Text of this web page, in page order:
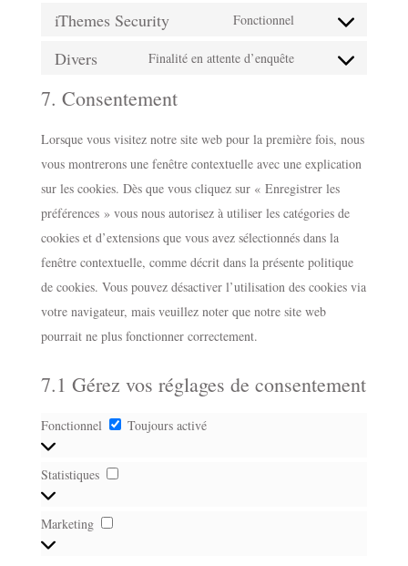
analytics
matomo
complianz
iThemes Security Fonctionnel
Consent
Divers Finalité en attente d’enquête
Consent
divers
7. Consentement
Lorsque vous visitez notre site web pour la première fois, nous
vous montrerons une fenêtre contextuelle avec une explication
sur les cookies. Dès que vous cliquez sur « Enregistrer les
préférences » vous nous autorisez à utiliser les catégories de
cookies et d’extensions que vous avez sélectionnés dans la
fenêtre contextuelle, comme décrit dans la présente politique
de cookies. Vous pouvez désactiver l’utilisation des cookies via
votre navigateur, mais veuillez noter que notre site web
pourrait ne plus fonctionner correctement.
7.1 Gérez vos réglages de consentement
Fonctionnel Fonctionnel
Toujours activé
Statistiques
Marketing